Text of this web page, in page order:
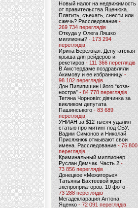
Новый налог на недвижимость
от правительства Яценюка.
Платить, съехать, снести или
сжечь? Расследование-
269 734 переглядів
Откуда у Олега Ляшко
миллионы? - 173 294
переглядів
Ирина Бережная. Депутатская
крыша для рейдеров и
рекетиров - 111 366 переглядів
В Амстердаме поздравляли
Акимову и ее избранницу -
98 102 переглядів
Дон Пилипишин і його “коза-
ностра” - 84 778 переглядів
Тетяна Чорновіл: дівчинка за
викликом депутата
Пашинського- 83 689
переглядів
УНИАН за $12 тысяч удалил
статью про митинг под СБУ.
Вадим Симонов и Николай
Присяжнюк отмывают свои
имена. Расследование - 75 800
переглядів
Криминальный миллионер
Руслан Демчак. Часть 2-
73 856 переглядів
Донецкое «Межигорье»
Татьяны Бахтеевой ждет
экспроприаторов. 10 фото -
73 288 переглядів
Мегадекларация Антона
Яценко - 72 091 переглядів